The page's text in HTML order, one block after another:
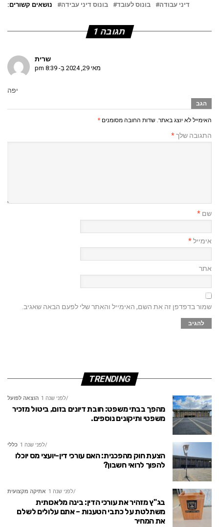
נושאים קשורים: בונוס דיני עבידה בונוס לעובד דיני עבודה
תגובה 1
שרית
מאי 29, 2024 בְּ- 8:39 pm
יפה
הגב
האימייל לא יוצג באתר. שדות החובה מסומנים *
התגובה שלך*
שם *
אימייל*
אתר
שמור בדפדפן זה את השם, האימייל והאתר שלי לפעם הבאה שאגיב.
TRENDING
הוצאה לפועל לפני שנה 1
מהפך בבתי משפט: חובת דיונים בזום, ביטול מזכיר
משפטי ותיקונים נוספים.
כללי לפני שנה 1
הצעת חוק מהפכנית: האם עורכי דין-יועצי מס יוכלו
להפוך לרואי חשבון?
אתיקה מקצועית לפני שנה 1
בג"ץ מזהיר את עורכי הדין: בינה מלאכותית
משתלטת על כתבי הטענות – אתם עלולים לשלם
את המחיר